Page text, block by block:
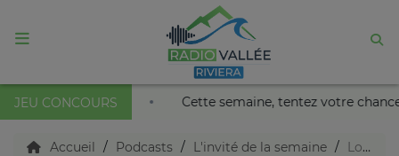
JEU CONCOURS
Nikaïa de Nice ! Cette semaine, tentez votre
ACCUEIL
Agenda
Accueil Podcasts L'invité de la semaine Louis Bertignac - L'invité de la semaine